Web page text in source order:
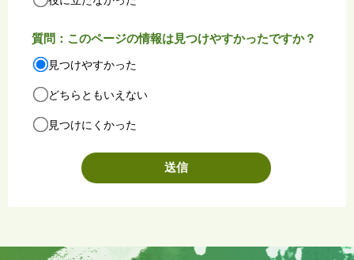
質問：このページの情報は見つけやすかったですか？
見つけやすかった
どちらともいえない
見つけにくかった